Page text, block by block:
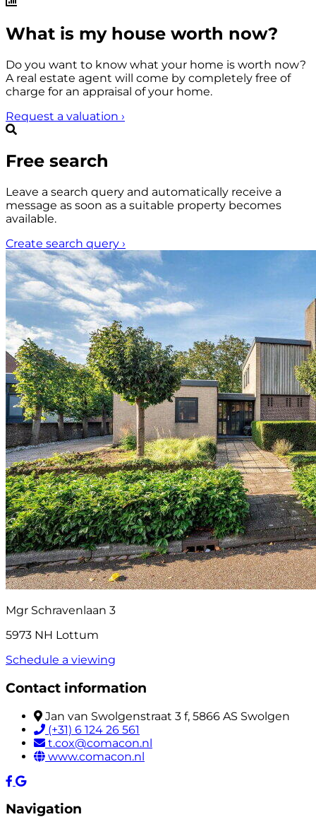
What is my house worth now?
Do you want to know what your home is worth now?
A real estate agent will come by completely free of
charge for an appraisal of your home.
Request a valuation ›
Free search
Leave a search query and automatically receive a
message as soon as a suitable property becomes
available.
Create search query ›
Mgr Schravenlaan 3
5973 NH Lottum
Schedule a viewing
Contact information
Jan van Swolgenstraat 3 f, 5866 AS Swolgen
(+31) 6 124 26 561
t.cox@comacon.nl
www.comacon.nl
Navigation